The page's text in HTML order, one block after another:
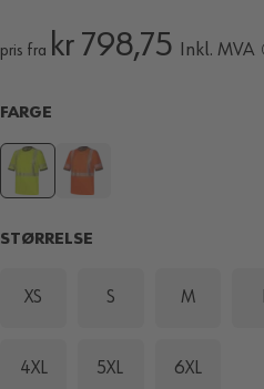
pris fra kr 798,75 Inkl. MVA
FARGE
STØRRELSE
XS S M
4XL 5XL 6XL